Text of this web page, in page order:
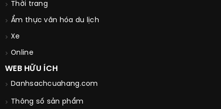
Thời trang
Ẩm thực văn hóa du lịch
Xe
Online
WEB HỮU ÍCH
Danhsachcuahang.com
Thông số sản phẩm